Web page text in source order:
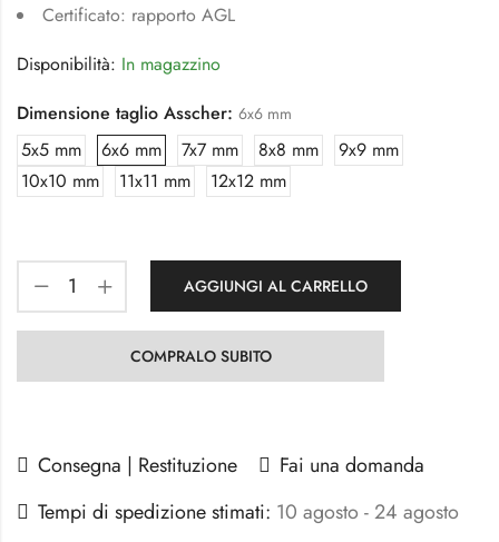
Certificato: rapporto AGL
Disponibilità: In magazzino
Dimensione taglio Asscher: 6x6 mm
5x5 mm 6x6 mm 7x7 mm 8x8 mm
9x9 mm
10x10 mm
11x11 mm 12x12 mm
AGGIUNGI AL CARRELLO
COMPRALO SUBITO
Consegna | Restituzione
Fai una domanda
Tempi di spedizione stimati: 10 agosto - 24 agosto